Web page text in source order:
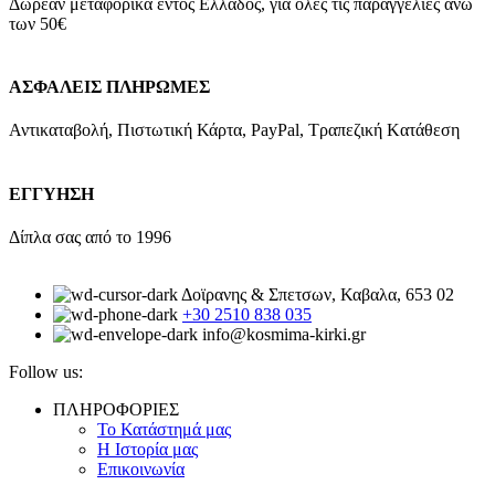
Δωρεάν μεταφορικά εντός Ελλάδος, για όλες τις παραγγελίες άνω
των 50€
ΑΣΦΑΛΕΙΣ ΠΛΗΡΩΜΕΣ
Αντικαταβολή, Πιστωτική Κάρτα, PayPal, Τραπεζική Kατάθεση
ΕΓΓΥΗΣΗ
Δίπλα σας από το 1996
Δοϊρανης & Σπετσων, Καβαλα, 653 02
+30 2510 838 035
info@kosmima-kirki.gr
Follow us:
ΠΛΗΡΟΦΟΡΙΕΣ
Το Κατάστημά μας
Η Ιστορία μας
Επικοινωνία